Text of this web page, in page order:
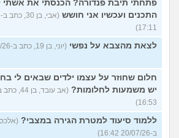
פתחתי תיבת פנדורה? הכנסתי את אשתי
התכנים ועכשיו אני חושש
17:11)
לצאת מהצבא על נפשי (יוני, בן 19, כתב ב-20/07/26 17:02)
חלום שחוזר על עצמו ילדים שבאים לי
יש משמעות לחלומות?
16:53)
ללמוד סיעוד למטרת הגירה במצבי?
ב-20/07/26 16:42)